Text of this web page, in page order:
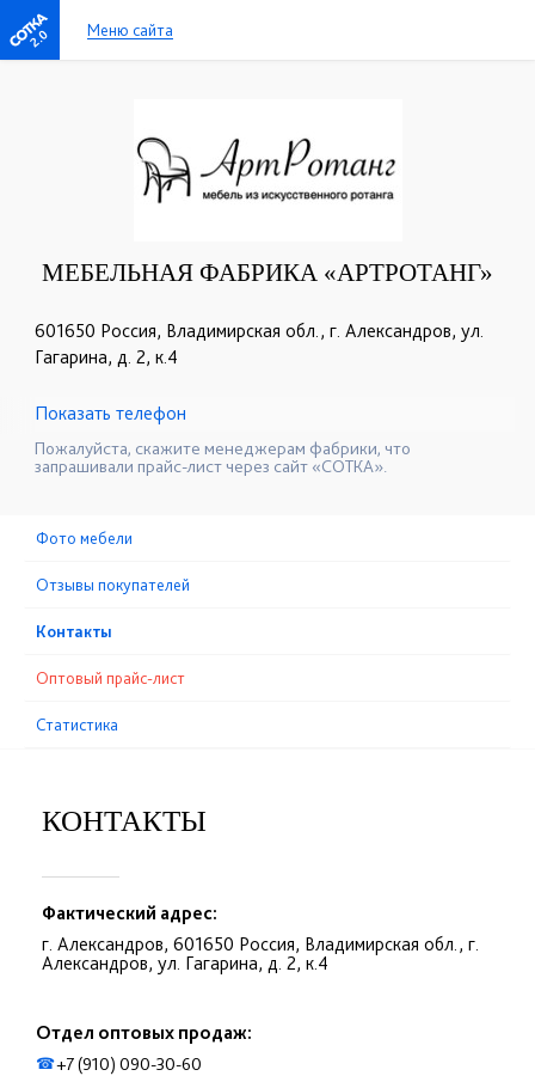
2.0 Меню сайта
МЕБЕЛЬНАЯ ФАБРИКА «АРТРОТАНГ»
601650 Россия, Владимирская обл., г. Александров, ул.
Гагарина, д. 2, к.4
☎+7 (910) 090-30-60
Показать телефон
Пожалуйста, скажите менеджерам фабрики, что
запрашивали прайс-лист через сайт «СОТКА».
Фото мебели
Отзывы покупателей
Контакты
Оптовый прайс-лист
Статистика
КОНТАКТЫ
Фактический адрес:
г. Александров, 601650 Россия, Владимирская обл., г.
Александров, ул. Гагарина, д. 2, к.4
Отдел оптовых продаж:
☎+7 (910) 090-30-60